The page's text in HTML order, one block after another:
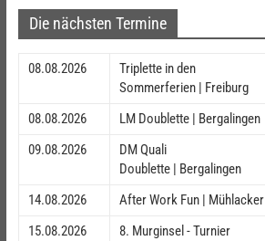
Die nächsten Termine
08.08.2026
Triplette in den
Sommerferien | Freiburg
08.08.2026
LM Doublette | Bergalingen
09.08.2026
DM Quali
Doublette | Bergalingen
14.08.2026
After Work Fun | Mühlacker
15.08.2026
8. Murginsel - Turnier